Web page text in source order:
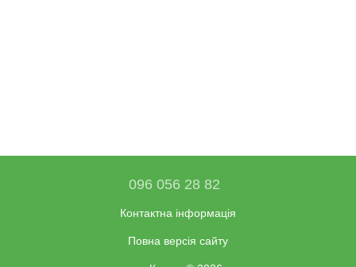
096 056 28 82
Контактна інформація
Повна версія сайту